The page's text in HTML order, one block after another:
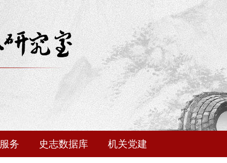
务 史志数据库 机关党建